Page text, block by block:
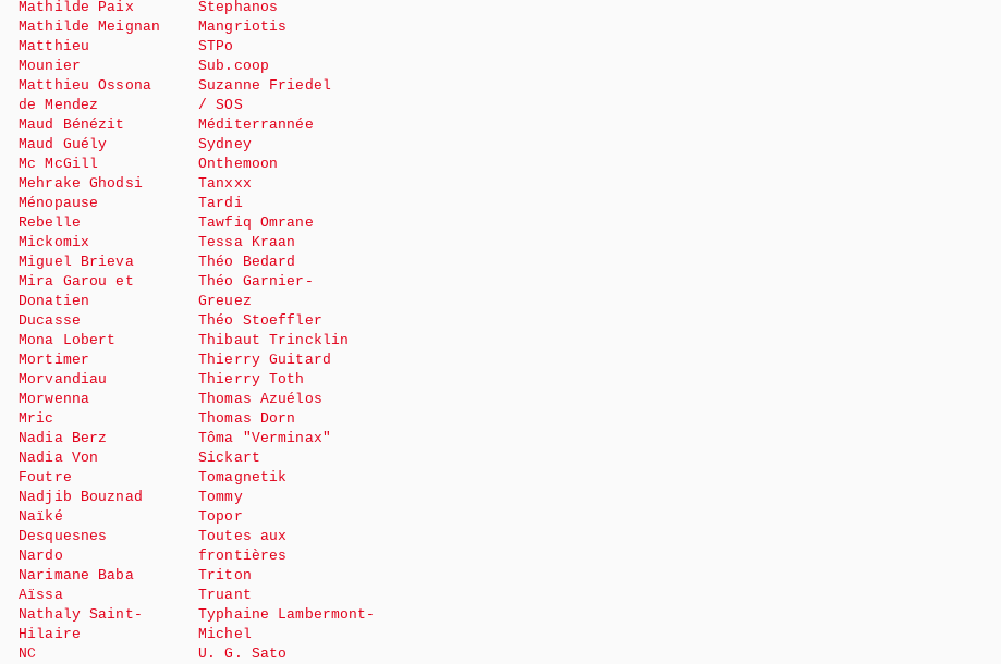
Mathilde Paix
Mathilde Meignan
Matthieu
Mounier
Matthieu Ossona
de Mendez
Maud Bénézit
Maud Guély
Mc McGill
Mehrake Ghodsi
Ménopause
Rebelle
Mickomix
Miguel Brieva
Mira Garou et
Donatien
Ducasse
Mona Lobert
Mortimer
Morvandiau
Morwenna
Mric
Nadia Berz
Nadia Von
Foutre
Nadjib Bouznad
Naïké
Desquesnes
Nardo
Narimane Baba
Aïssa
Nathaly Saint-
Hilaire
NC
Stephanos
Mangriotis
STPo
Sub.coop
Suzanne Friedel
/ SOS
Méditerrannée
Sydney
Onthemoon
Tanxxx
Tardi
Tawfiq Omrane
Tessa Kraan
Théo Bedard
Théo Garnier-
Greuez
Théo Stoeffler
Thibaut Trincklin
Thierry Guitard
Thierry Toth
Thomas Azuélos
Thomas Dorn
Tôma "Verminax"
Sickart
Tomagnetik
Tommy
Topor
Toutes aux
frontières
Triton
Truant
Typhaine Lambermont-
Michel
U. G. Sato